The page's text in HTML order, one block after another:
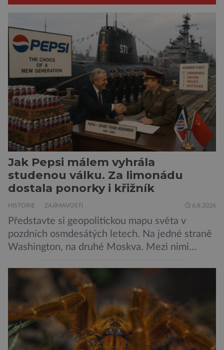
Jak Pepsi málem vyhrála
studenou válku. Za limonádu
dostala ponorky i křižník
HISTORIE ZAJÍMAVOSTI 6.8.2026
Představte si geopolitickou mapu světa v
pozdních osmdesátých letech. Na jedné straně
Washington, na druhé Moskva. Mezi nimi
padesátkrát dokola, železná opona a miliony
vojáků v permanentní pohotovosti. A pak je tu
Donald Kendall, generální ředitel společnosti
PepsiCo, který se v květnu roku 1989 stává
admirálem flotily, jež čítá sedmnáct […]